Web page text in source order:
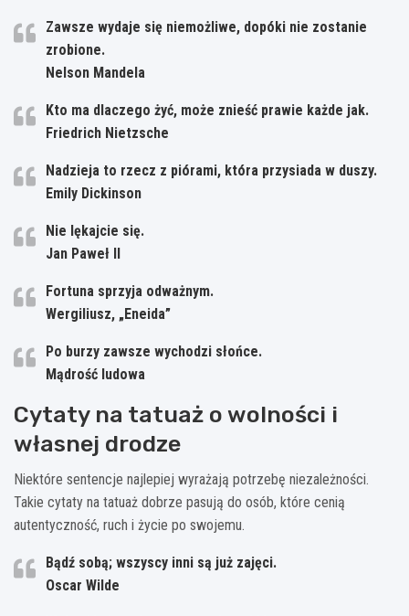
Zawsze wydaje się niemożliwe, dopóki nie zostanie
zrobione.
Nelson Mandela
Kto ma dlaczego żyć, może znieść prawie każde jak.
Friedrich Nietzsche
Nadzieja to rzecz z piórami, która przysiada w duszy.
Emily Dickinson
Nie lękajcie się.
Jan Paweł II
Fortuna sprzyja odważnym.
Wergiliusz, „Eneida”
Po burzy zawsze wychodzi słońce.
Mądrość ludowa
Cytaty na tatuaż o wolności i
własnej drodze
Niektóre sentencje najlepiej wyrażają potrzebę niezależności.
Takie cytaty na tatuaż dobrze pasują do osób, które cenią
autentyczność, ruch i życie po swojemu.
Bądź sobą; wszyscy inni są już zajęci.
Oscar Wilde